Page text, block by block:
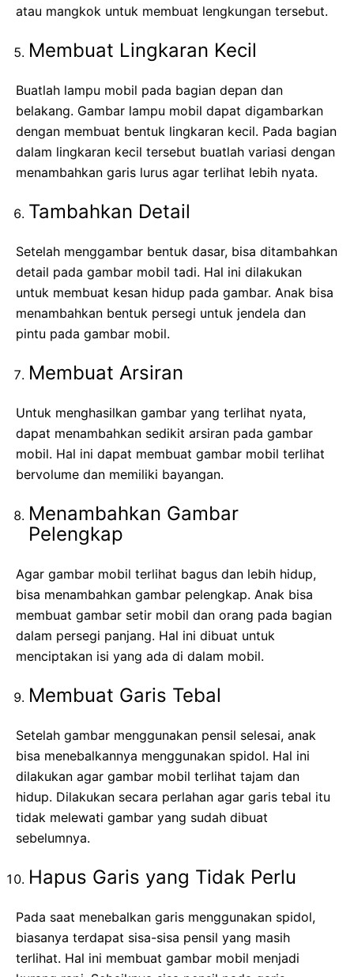
atau mangkok untuk membuat lengkungan tersebut.
Membuat Lingkaran Kecil
Buatlah lampu mobil pada bagian depan dan
belakang. Gambar lampu mobil dapat digambarkan
dengan membuat bentuk lingkaran kecil. Pada bagian
dalam lingkaran kecil tersebut buatlah variasi dengan
menambahkan garis lurus agar terlihat lebih nyata.
Tambahkan Detail
Setelah menggambar bentuk dasar, bisa ditambahkan
detail pada gambar mobil tadi. Hal ini dilakukan
untuk membuat kesan hidup pada gambar. Anak bisa
menambahkan bentuk persegi untuk jendela dan
pintu pada gambar mobil.
Membuat Arsiran
Untuk menghasilkan gambar yang terlihat nyata,
dapat menambahkan sedikit arsiran pada gambar
mobil. Hal ini dapat membuat gambar mobil terlihat
bervolume dan memiliki bayangan.
Menambahkan Gambar
Pelengkap
Agar gambar mobil terlihat bagus dan lebih hidup,
bisa menambahkan gambar pelengkap. Anak bisa
membuat gambar setir mobil dan orang pada bagian
dalam persegi panjang. Hal ini dibuat untuk
menciptakan isi yang ada di dalam mobil.
Membuat Garis Tebal
Setelah gambar menggunakan pensil selesai, anak
bisa menebalkannya menggunakan spidol. Hal ini
dilakukan agar gambar mobil terlihat tajam dan
hidup. Dilakukan secara perlahan agar garis tebal itu
tidak melewati gambar yang sudah dibuat
sebelumnya.
Hapus Garis yang Tidak Perlu
Pada saat menebalkan garis menggunakan spidol,
biasanya terdapat sisa-sisa pensil yang masih
terlihat. Hal ini membuat gambar mobil menjadi